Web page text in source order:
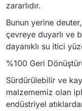
zararlıdır.
Bunun yerine
çevreye duyarlı ve
dayanıklı su itici
%100 Geri
Sürdürülebilir ve
malzememiz olan
endüstriyel